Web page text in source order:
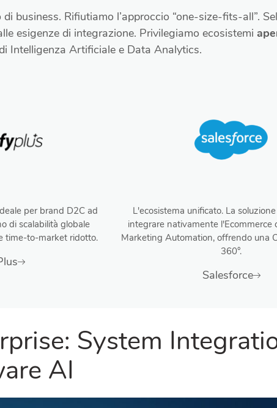
business. Rifiutiamo l’approccio “one-size-fits-all”.
esigenze di integrazione. Privilegiamo ecosistemi
Intelligenza Artificiale e Data Analytics.
per brand D2C ad
di scalabilità globale
time-to-market ridotto.
L'ecosistema unificato. La
integrare nativamente l'Ecommerce
Marketing Automation, offrendo una
360°.
Salesforce
System
AI